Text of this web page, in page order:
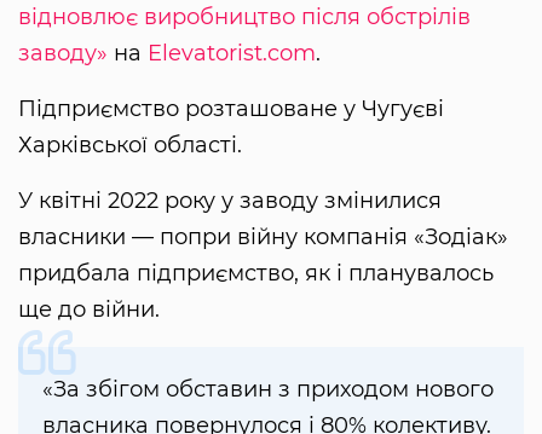
відновлює виробництво після обстрілів
заводу» на Elevatorist.com.
Підприємство розташоване у Чугуєві
Харківської області.
У квітні 2022 року у заводу змінилися
власники — попри війну компанія «Зодіак»
придбала підприємство, як і планувалось
ще до війни.
«За збігом обставин з приходом нового
власника повернулося і 80% колективу.